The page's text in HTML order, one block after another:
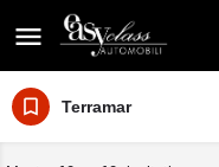
Terramar